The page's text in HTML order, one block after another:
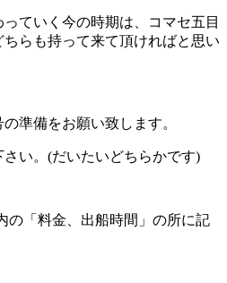
ていく今の時期は、コマセ五目
らも持って来て頂ければと思い
準備をお願い致します。
い。(だいたいどちらかです)
の「料金、出船時間」の所に記